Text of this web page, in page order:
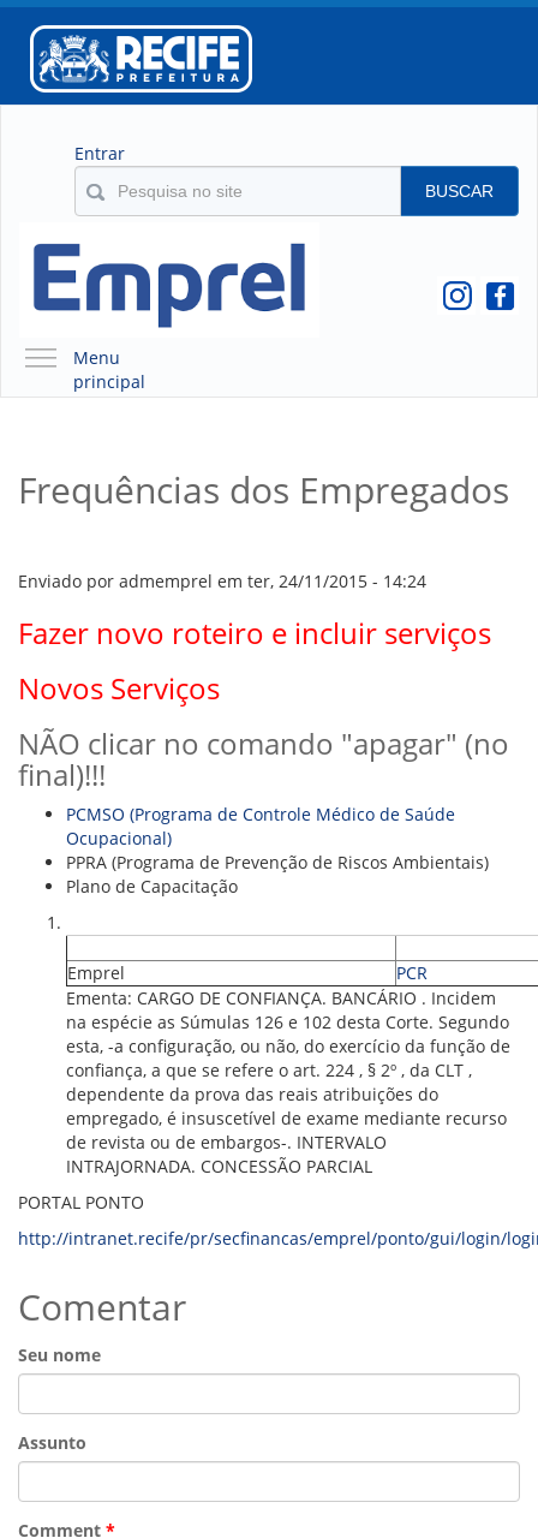
Entrar
BUSCAR
Menu
principal
QUEM SOMOS
O QUE É A EMPREL
CONSELHOS
GESTORES
COMPRAS
COMISSÕES
LICITAÇÕES
ATAS DE REGISTRO DE PREÇOS
REGULAMENTO INTERNO DE LICITAÇÕES E
GESTÃO DE PESSOAS
COLABORADORES
PLR
PARTICIPAÇÃO NOS LUCROS E RESULTADOS
CONSULTA MEUS RECURSOS PLR
CONSULTA TODOS RECURSOS PLR
CONSULTA QUESTIONAMENTO / ESCLARECIMENTO
PLR
SERVIÇOS
PGDE - PROGRAMA DE GERENCIAMENTO DO
AFASTAMENTOS DOS FUNCIONÁRIOS
EVENTOS DA EMPREL
PPP - PERFIL PROFISSIOGRÁFICO
SAÚDE DO TRABALHADOR
PGDE 2022
PGDE 2023
Frequências dos Empregados
Enviado por admemprel em ter, 24/11/2015 - 14:24
Fazer novo roteiro e incluir serviços
Novos Serviços
NÃO clicar no comando "apagar" (no
final)!!!
PCMSO (Programa de Controle Médico de Saúde
Ocupacional)
PPRA (Programa de Prevenção de Riscos Ambientais)
Plano de Capacitação
Emprel
PCR
Ementa: CARGO DE CONFIANÇA. BANCÁRIO . Incidem
na espécie as Súmulas 126 e 102 desta Corte. Segundo
esta, -a configuração, ou não, do exercício da função de
confiança, a que se refere o art. 224 , § 2º , da CLT ,
dependente da prova das reais atribuições do
empregado, é insuscetível de exame mediante recurso
de revista ou de embargos-. INTERVALO
INTRAJORNADA. CONCESSÃO PARCIAL
PORTAL PONTO
http://intranet.recife/pr/secfinancas/emprel/ponto/gui/login/
Comentar
Seu nome
Assunto
Comment *